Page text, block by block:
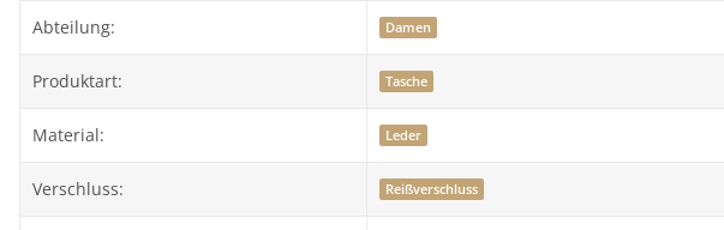
Abteilung: Damen
Produktart: Tasche
Material: Leder
Verschluss: Reißverschluss